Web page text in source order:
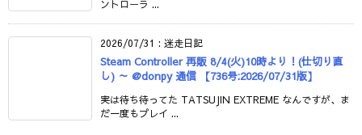
ントローラ ...
2026/07/31 : 迷走日記
Steam Controller 再販 8/4(火)10時より！(仕切り直
し) ～ @donpy 通信 【736号:2026/07/31版】
実は待ち待ってた TATSUJIN EXTREME なんですが、ま
だ一度もプレイ ...